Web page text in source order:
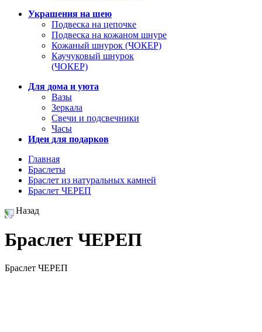
Украшения на шею
Подвеска на цепочке
Подвеска на кожаном шнуре
Кожаный шнурок (ЧОКЕР)
Каучуковый шнурок
(ЧОКЕР)
Для дома и уюта
Вазы
Зеркала
Свечи и подсвечники
Часы
Идеи для подарков
Главная
Браслеты
Браслет из натуральных камней
Браслет ЧЕРЕП
Назад
Браслет ЧЕРЕП
Браслет ЧЕРЕП